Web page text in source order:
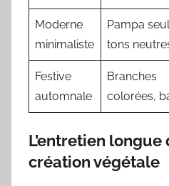
Moderne
minimaliste
Pampa
tons
Festive
automnale
Branches
colorées,
L’entretien
création végétale